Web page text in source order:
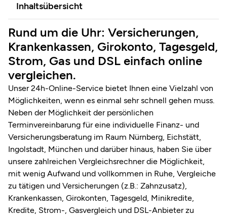
Inhaltsübersicht
Rund um die Uhr: Versicherungen,
Krankenkassen, Girokonto, Tagesgeld,
Strom, Gas und DSL einfach online
vergleichen.
Unser 24h-Online-Service bietet Ihnen eine Vielzahl von
Möglichkeiten, wenn es einmal sehr schnell gehen muss.
Neben der Möglichkeit der persönlichen
Terminvereinbarung für eine individuelle Finanz- und
Versicherungsberatung im Raum Nürnberg, Eichstätt,
Ingolstadt, München und darüber hinaus, haben Sie über
unsere zahlreichen Vergleichsrechner die Möglichkeit,
mit wenig Aufwand und vollkommen in Ruhe, Vergleiche
zu tätigen und Versicherungen (z.B.: Zahnzusatz),
Krankenkassen, Girokonten, Tagesgeld, Minikredite,
Kredite, Strom-, Gasvergleich und DSL-Anbieter zu